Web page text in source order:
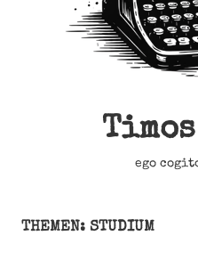
ego
THEMEN: STUDIUM